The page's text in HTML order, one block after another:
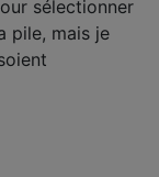
sélectionner
pile, mais je